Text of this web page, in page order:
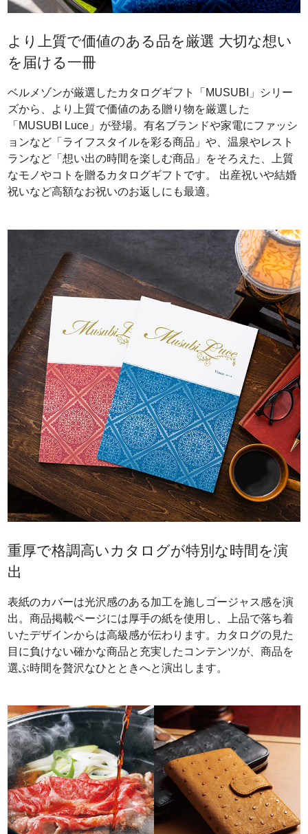
より上質で価値のある品を厳選 大切な想い
を届ける一冊
ベルメゾンが厳選したカタログギフト「MUSUBI」シリー
ズから、より上質で価値のある贈り物を厳選した
「MUSUBI Luce」が登場。有名ブランドや家電にファッシ
ョンなど「ライフスタイルを彩る商品」や、温泉やレスト
ランなど「想い出の時間を楽しむ商品」をそろえた、上質
なモノやコトを贈るカタログギフトです。 出産祝いや結婚
祝いなど高額なお祝いのお返しにも最適。
重厚で格調高いカタログが特別な時間を演
出
表紙のカバーは光沢感のある加工を施しゴージャス感を演
出。商品掲載ページには厚手の紙を使用し、上品で落ち着
いたデザインからは高級感が伝わります。カタログの見た
目に負けない確かな商品と充実したコンテンツが、商品を
選ぶ時間を贅沢なひとときへと演出します。